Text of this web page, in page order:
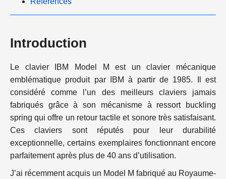
Introduction
Le clavier IBM Model M est un clavier mécanique
emblématique produit par IBM à partir de 1985. Il est
considéré comme l’un des meilleurs claviers jamais
fabriqués grâce à son mécanisme à ressort buckling
spring qui offre un retour tactile et sonore très satisfaisant.
Ces claviers sont réputés pour leur durabilité
exceptionnelle, certains exemplaires fonctionnant encore
parfaitement après plus de 40 ans d’utilisation.
J’ai récemment acquis un Model M fabriqué au Royaume-